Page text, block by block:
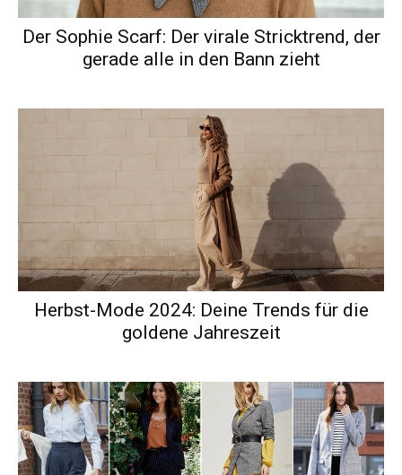
Der Sophie Scarf: Der virale Stricktrend, der
gerade alle in den Bann zieht
Herbst-Mode 2024: Deine Trends für die
goldene Jahreszeit